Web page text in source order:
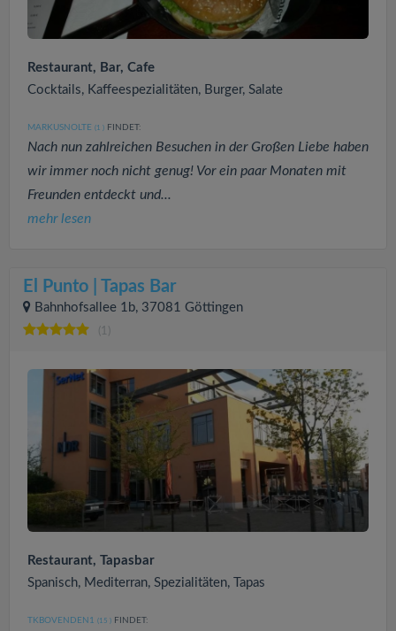
Restaurant, Bar, Cafe
Cocktails, Kaffeespezialitäten, Burger, Salate
MARKUSNOLTE (1 ) FINDET:
Nach nun zahlreichen Besuchen in der Großen Liebe haben
wir immer noch nicht genug! Vor ein paar Monaten mit
Freunden entdeckt und...
mehr lesen
El Punto | Tapas Bar
Bahnhofsallee 1b, 37081 Göttingen
(1)
Restaurant, Tapasbar
Spanisch, Mediterran, Spezialitäten, Tapas
TKBOVENDEN1 (15 ) FINDET: